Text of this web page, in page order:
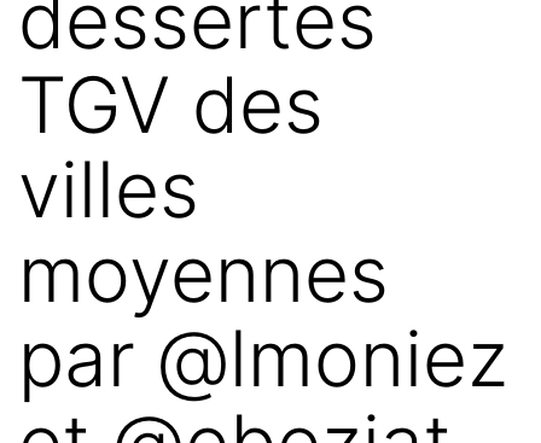
dessertes
TGV des
villes
moyennes
par @lmoniez